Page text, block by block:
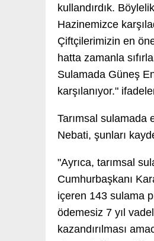
kullandırdık.
Hazinemizce
Çiftçilerimizin en
hatta zamanla
Sulamada Güneş
karşılanıyor."
Tarımsal sulamada
Nebati, şunları
"Ayrıca, tarımsal
Cumhurbaşkanı
içeren 143 sulama
ödemesiz 7 yıl
kazandırılması